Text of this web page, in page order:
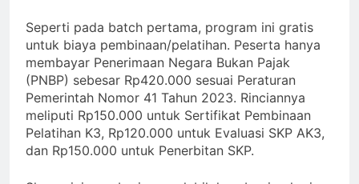
Seperti pada batch pertama, program ini gratis
untuk biaya pembinaan/pelatihan. Peserta hanya
membayar Penerimaan Negara Bukan Pajak
(PNBP) sebesar Rp420.000 sesuai Peraturan
Pemerintah Nomor 41 Tahun 2023. Rinciannya
meliputi Rp150.000 untuk Sertifikat Pembinaan
Pelatihan K3, Rp120.000 untuk Evaluasi SKP AK3,
dan Rp150.000 untuk Penerbitan SKP.